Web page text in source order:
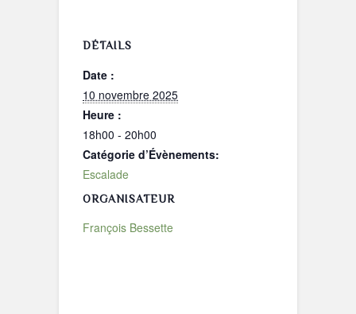
DÉTAILS
Date :
10 novembre 2025
Heure :
18h00 - 20h00
Catégorie d’Évènements:
Escalade
ORGANISATEUR
François Bessette